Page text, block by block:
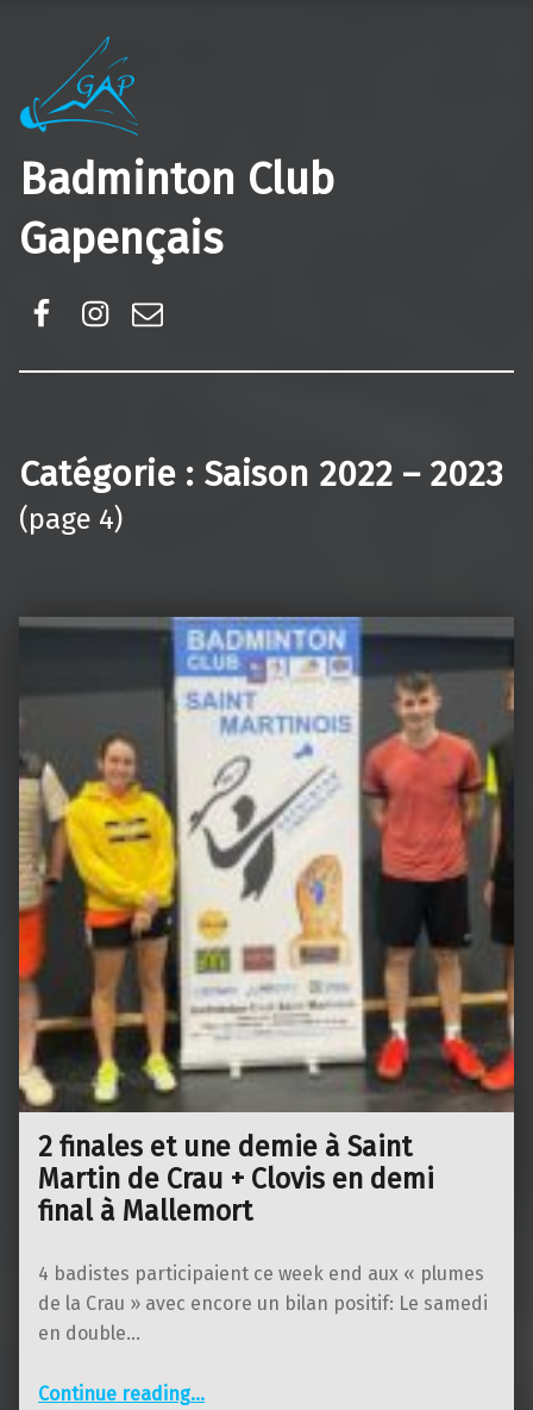
Badminton Club
Gapençais
Catégorie : Saison 2022 – 2023
(page 4)
2 finales et une demie à Saint
Martin de Crau + Clovis en demi
final à Mallemort
4 badistes participaient ce week end aux « plumes
de la Crau » avec encore un bilan positif: Le samedi
en double…
Continue reading“2 finales et une demie à Saint Martin de Crau + Clovis en demi final à Mallemort”
…